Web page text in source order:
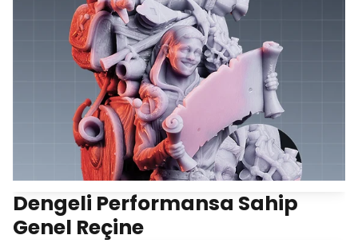
Dengeli Performansa Sahip
Genel Reçine